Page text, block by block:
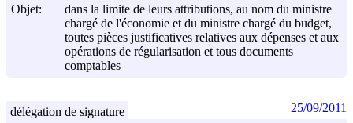
Objet:
dans la limite de leurs attributions, au nom du ministre
chargé de l'économie et du ministre chargé du budget,
toutes pièces justificatives relatives aux dépenses et aux
opérations de régularisation et tous documents
comptables
délégation de signature 25/09/2011